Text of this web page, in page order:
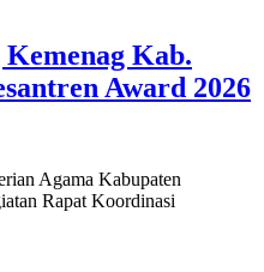
Kab.
Award 2026
Agama Kabupaten
Rapat Koordinasi